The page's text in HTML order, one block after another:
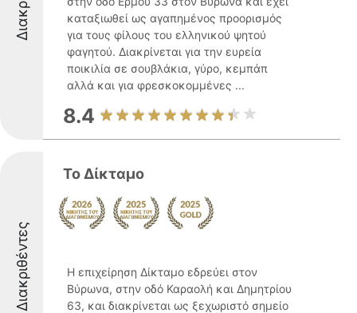
καταξιωθεί ως αγαπημένος προορισμός
για τους φίλους του ελληνικού ψητού
φαγητού. Διακρίνεται για την ευρεία
ποικιλία σε σουβλάκια, γύρο, κεμπάπ
αλλά και για φρεσκοκομμένες ...
8.4
Διακριθέντες
Το Δίκταμο
Η επιχείρηση Δίκταμο εδρεύει στον
Βύρωνα, στην οδό Καραολή και Δημητρίου
63, και διακρίνεται ως ξεχωριστό σημείο